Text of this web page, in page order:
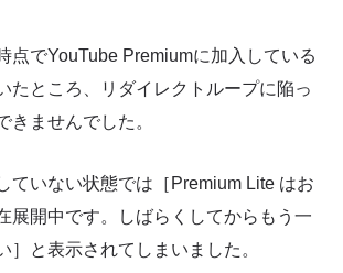
点でYouTube Premiumに加入している
たところ、リダイレクトループに陥っ
きませんでした。
ていない状態では［Premium Lite はお
展開中です。しばらくしてからもう一
］と表示されてしまいました。